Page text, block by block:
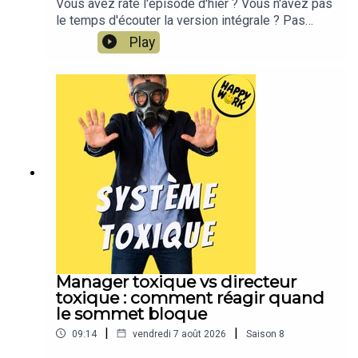
Vous avez raté l'épisode d'hier ? Vous n'avez pas
le temps d'écouter la version intégrale ? Pas
d'inquiétude, Happy Work LE RÉSUMÉ est là !!!En
moins de 2 minutes, l'épisode d'hier est résumé
chaîne Happy Work... pas de spam, c'est gratuit et
il n'y a que du feelgood !!! :
https://whatsapp.com/channel/0029VbBSSbM6B
IEm0yskHH2gEt pour retrouver tous mes
contenus, tests, articles, vidéos : cliquez ici
Play
Manager toxique vs directeur
toxique : comment réagir quand
le sommet bloque
09:14 | vendredi 7 août 2026 | Saison 8